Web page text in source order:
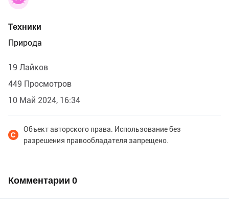
Техники
Природа
19 Лайков
449 Просмотров
10 Май 2024, 16:34
Объект авторского права. Использование без
разрешения правообладателя запрещено.
Комментарии 0